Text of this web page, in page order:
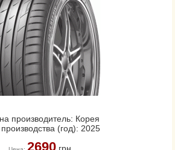
производитель: Корея
(год): 2025
2690